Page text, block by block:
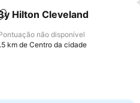
Adicionar aos favoritos
Hilton Cleveland
não disponível
km de Centro da cidade